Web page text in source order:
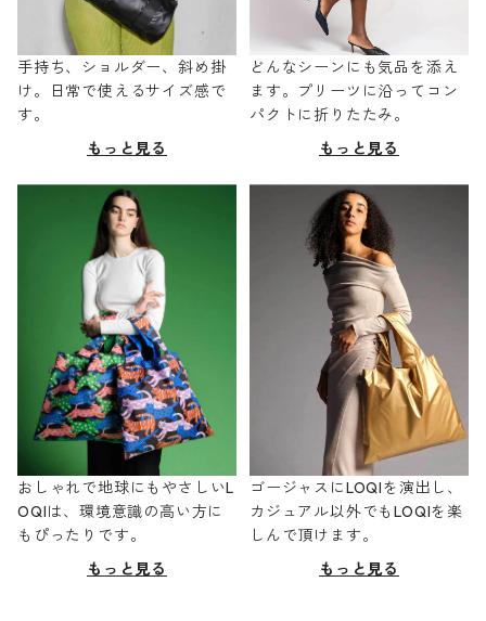
手持ち、ショルダー、斜め掛
け。日常で使えるサイズ感で
す。
もっと見る
どんなシーンにも気品を添え
ます。プリーツに沿ってコン
パクトに折りたたみ。
もっと見る
おしゃれで地球にもやさしいL
OQIは、環境意識の高い方に
もぴったりです。
もっと見る
ゴージャスにLOQIを演出し、
カジュアル以外でもLOQIを楽
しんで頂けます。
もっと見る